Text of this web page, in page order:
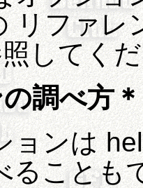
リファレ
してく
調べ方＊
ョンは
ることも